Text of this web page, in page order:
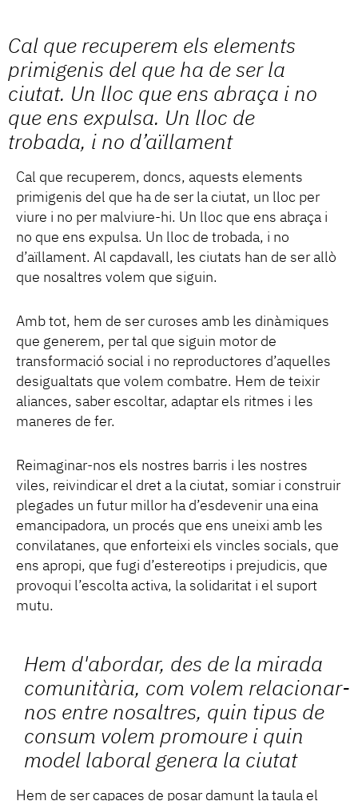
Cal que recuperem els elements
primigenis del que ha de ser la
ciutat. Un lloc que ens abraça i no
que ens expulsa. Un lloc de
trobada, i no d’aïllament
Cal que recuperem, doncs, aquests elements
primigenis del que ha de ser la ciutat, un lloc per
viure i no per malviure-hi. Un lloc que ens abraça i
no que ens expulsa. Un lloc de trobada, i no
d’aïllament. Al capdavall, les ciutats han de ser allò
que nosaltres volem que siguin.
Amb tot, hem de ser curoses amb les dinàmiques
que generem, per tal que siguin motor de
transformació social i no reproductores d’aquelles
desigualtats que volem combatre. Hem de teixir
aliances, saber escoltar, adaptar els ritmes i les
maneres de fer.
Reimaginar-nos els nostres barris i les nostres
viles, reivindicar el dret a la ciutat, somiar i construir
plegades un futur millor ha d’esdevenir una eina
emancipadora, un procés que ens uneixi amb les
convilatanes, que enforteixi els vincles socials, que
ens apropi, que fugi d’estereotips i prejudicis, que
provoqui l’escolta activa, la solidaritat i el suport
mutu.
Hem d'abordar, des de la mirada
comunitària, com volem relacionar-
nos entre nosaltres, quin tipus de
consum volem promoure i quin
model laboral genera la ciutat
Hem de ser capaces de posar damunt la taula el